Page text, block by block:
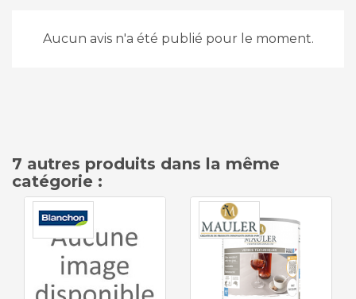
Aucun avis n'a été publié pour le moment.
7 autres produits dans la même
catégorie :